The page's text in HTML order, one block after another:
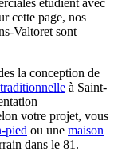
cette page, nos
Valtoret sont
la conception de
à Saint-
votre projet, vous
pied ou une maison
dans le 81.